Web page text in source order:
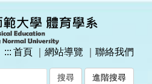
::: 首頁 網站導覽 聯絡我們
進階搜尋